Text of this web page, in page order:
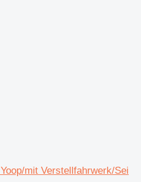
mit Verstellfahrwerk/Sei